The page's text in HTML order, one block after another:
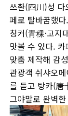
쓰촨(四川)성
페로 탈바꿈했
칭커(青稞·고지
맛볼 수 있다.
맞춤 제작해 감
관광객 쉬샤오
를 듣고 탕카(唐
그야말로 완벽